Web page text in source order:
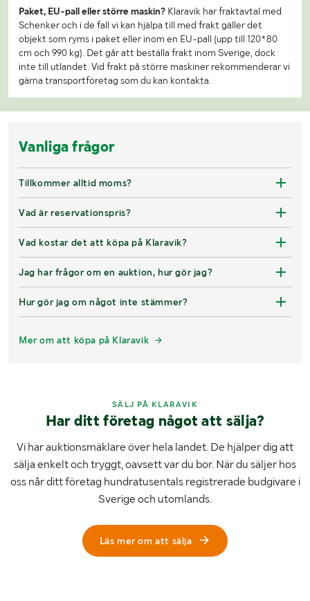
Paket, EU-pall eller större maskin? Klaravik har fraktavtal med
Schenker och i de fall vi kan hjälpa till med frakt gäller det
objekt som ryms i paket eller inom en EU-pall (upp till 120*80
cm och 990 kg). Det går att beställa frakt inom Sverige, dock
inte till utlandet. Vid frakt på större maskiner rekommenderar vi
gärna transportföretag som du kan kontakta.
Vanliga frågor
Tillkommer alltid moms?
Vad är reservationspris?
Vad kostar det att köpa på Klaravik?
Jag har frågor om en auktion, hur gör jag?
Hur gör jag om något inte stämmer?
Mer om att köpa på Klaravik
SÄLJ PÅ KLARAVIK
Har ditt företag något att sälja?
Vi har auktionsmäklare över hela landet. De hjälper dig att
sälja enkelt och tryggt, oavsett var du bor. När du säljer hos
oss når ditt företag hundratusentals registrerade budgivare i
Sverige och utomlands.
Läs mer om att sälja